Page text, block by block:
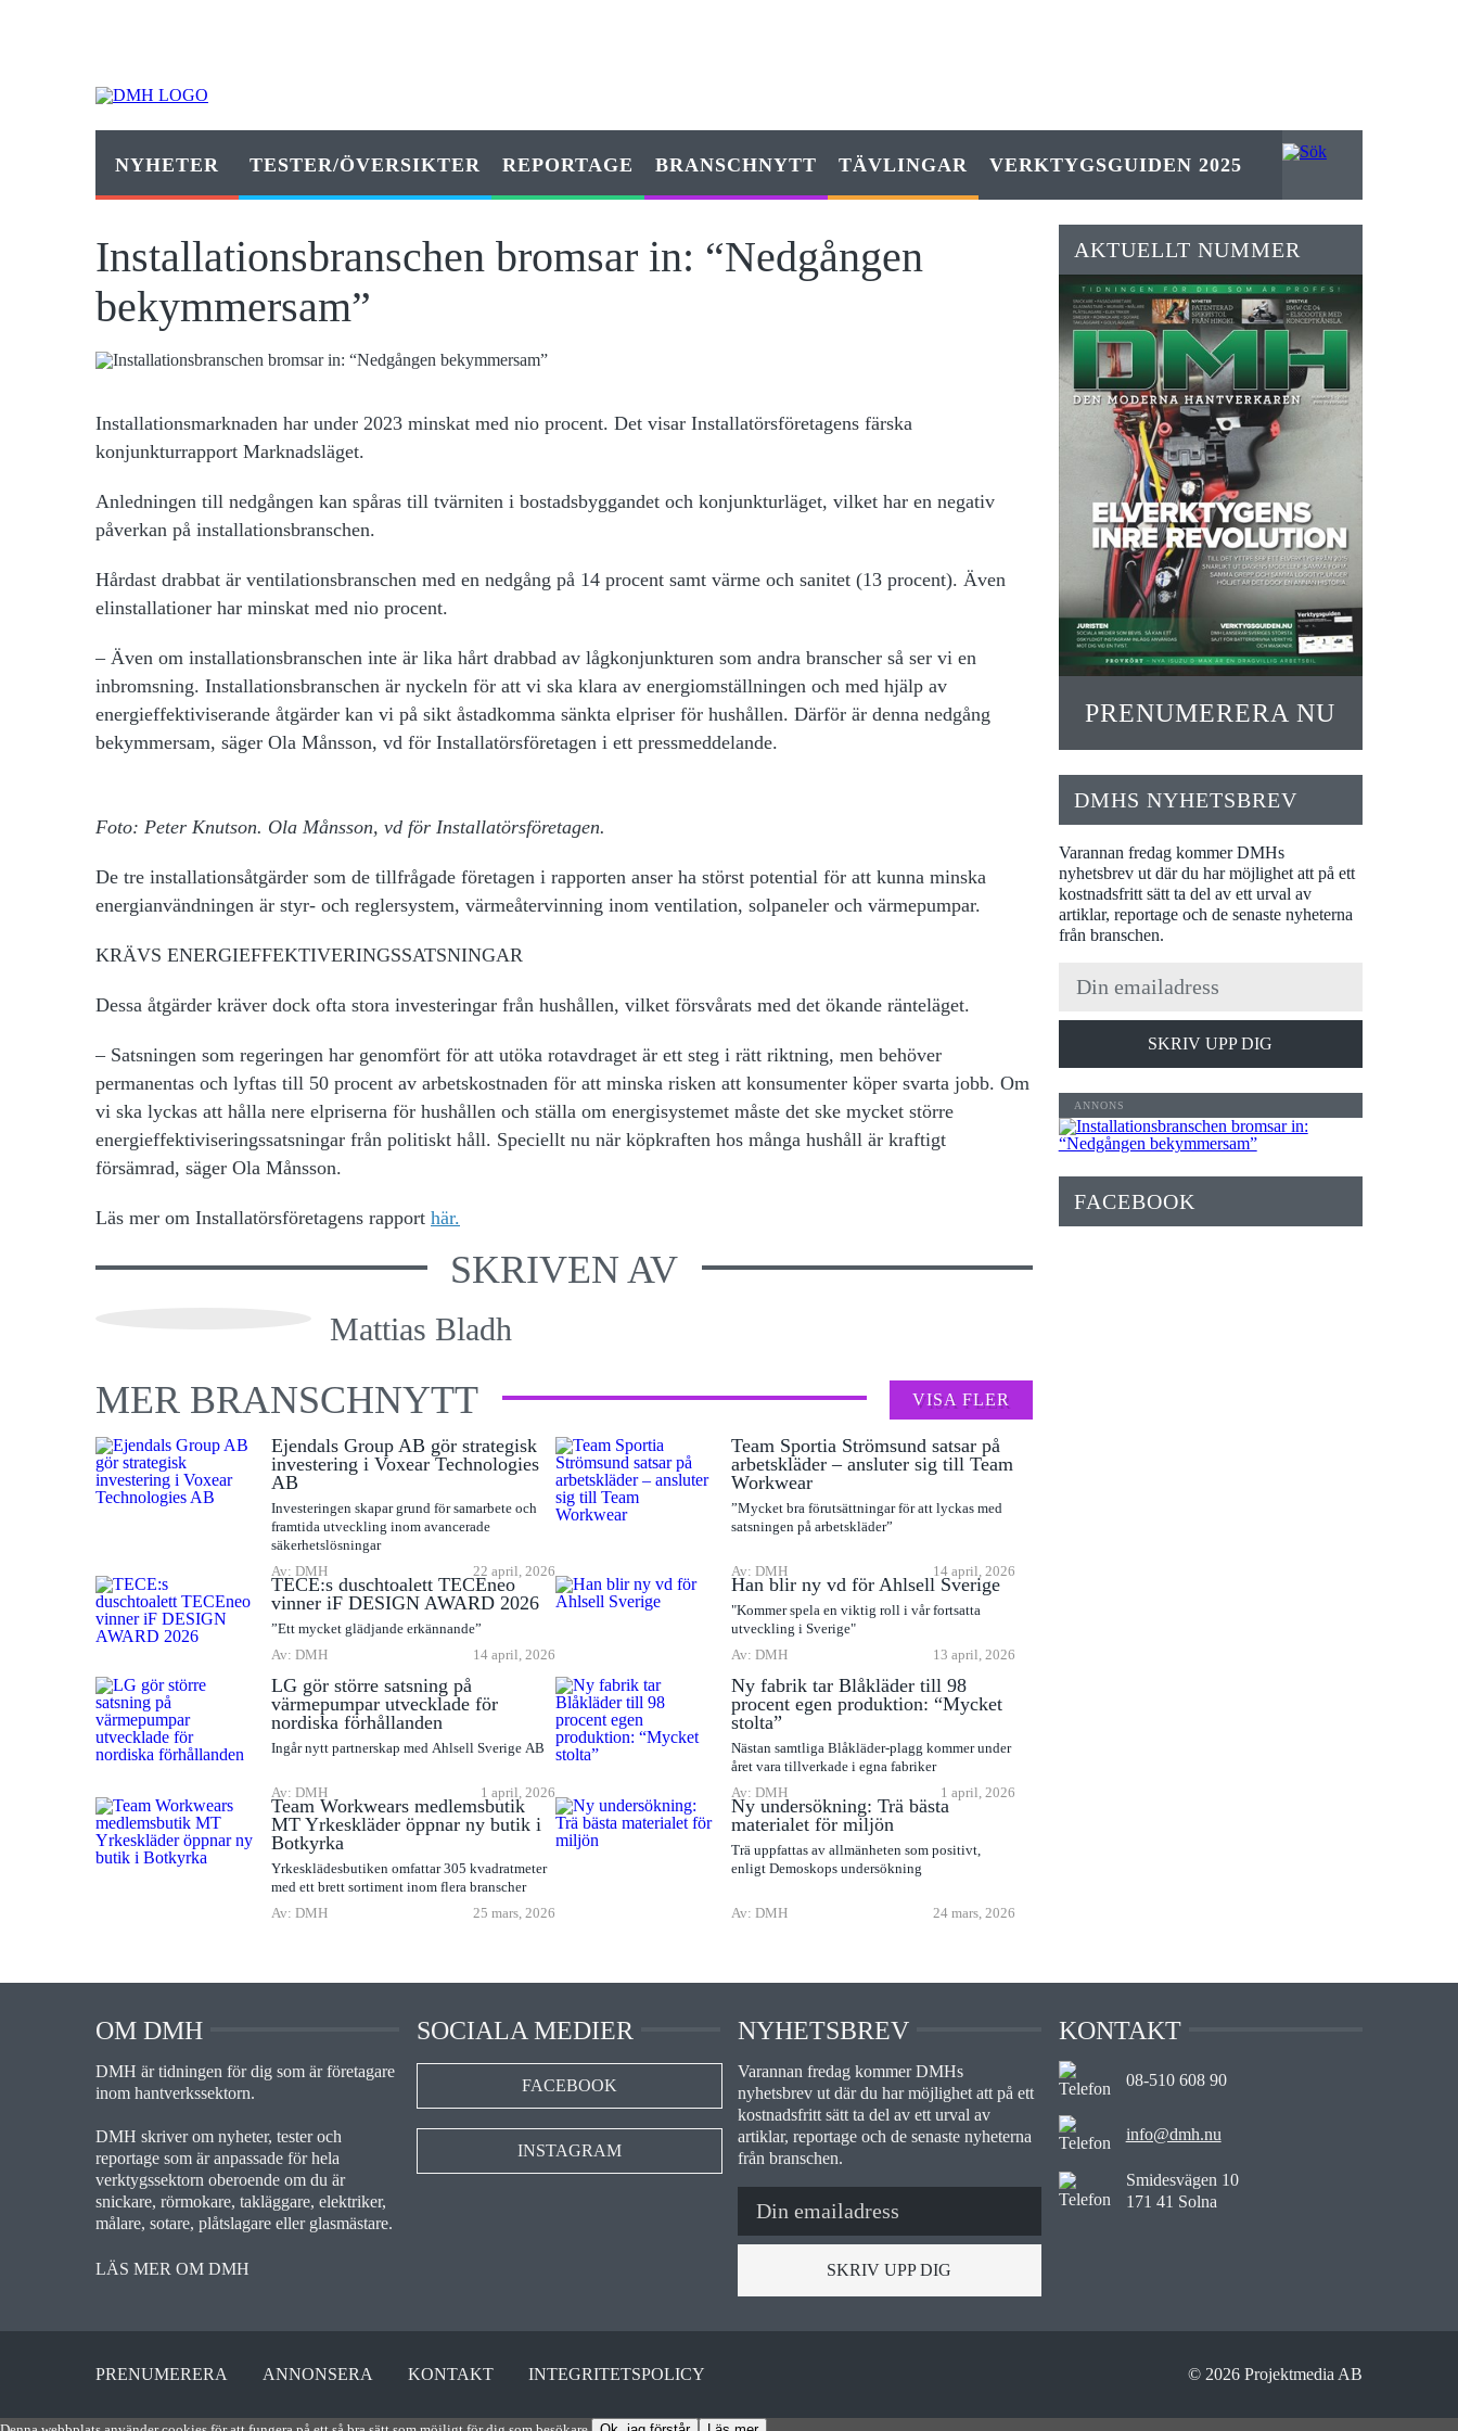
NYHETER TESTER/ÖVERSIKTER REPORTAGE BRANSCHNYTT TÄVLINGAR VERKTYGSGUIDEN 2025
Installationsbranschen bromsar in: “Nedgången
bekymmersam”
Installationsmarknaden har under 2023 minskat med nio procent. Det visar Installatörsföretagens färska
konjunkturrapport Marknadsläget.
Anledningen till nedgången kan spåras till tvärniten i bostadsbyggandet och konjunkturläget, vilket har en negativ
påverkan på installationsbranschen.
Hårdast drabbat är ventilationsbranschen med en nedgång på 14 procent samt värme och sanitet (13 procent). Även
elinstallationer har minskat med nio procent.
– Även om installationsbranschen inte är lika hårt drabbad av lågkonjunkturen som andra branscher så ser vi en
inbromsning. Installationsbranschen är nyckeln för att vi ska klara av energiomställningen och med hjälp av
energieffektiviserande åtgärder kan vi på sikt åstadkomma sänkta elpriser för hushållen. Därför är denna nedgång
bekymmersam, säger Ola Månsson, vd för Installatörsföretagen i ett pressmeddelande.
Foto: Peter Knutson. Ola Månsson, vd för Installatörsföretagen.
De tre installationsåtgärder som de tillfrågade företagen i rapporten anser ha störst potential för att kunna minska
energianvändningen är styr- och reglersystem, värmeåtervinning inom ventilation, solpaneler och värmepumpar.
KRÄVS ENERGIEFFEKTIVERINGSSATSNINGAR
Dessa åtgärder kräver dock ofta stora investeringar från hushållen, vilket försvårats med det ökande ränteläget.
– Satsningen som regeringen har genomfört för att utöka rotavdraget är ett steg i rätt riktning, men behöver
permanentas och lyftas till 50 procent av arbetskostnaden för att minska risken att konsumenter köper svarta jobb. Om
vi ska lyckas att hålla nere elpriserna för hushållen och ställa om energisystemet måste det ske mycket större
energieffektiviseringssatsningar från politiskt håll. Speciellt nu när köpkraften hos många hushåll är kraftigt
försämrad, säger Ola Månsson.
Läs mer om Installatörsföretagens rapport här.
SKRIVEN AV
Mattias Bladh
MER BRANSCHNYTT VISA FLER
Ejendals Group AB gör strategisk
investering i Voxear Technologies
AB
Investeringen skapar grund för samarbete och
framtida utveckling inom avancerade
säkerhetslösningar
Av: DMH
22 april, 2026
Team Sportia Strömsund satsar på
arbetskläder – ansluter sig till Team
Workwear
”Mycket bra förutsättningar för att lyckas med
satsningen på arbetskläder”
Av: DMH 14 april, 2026
TECE:s duschtoalett TECEneo
vinner iF DESIGN AWARD 2026
”Ett mycket glädjande erkännande”
Av: DMH
14 april, 2026
Han blir ny vd för Ahlsell Sverige
"Kommer spela en viktig roll i vår fortsatta
utveckling i Sverige"
Av: DMH
13 april, 2026
LG gör större satsning på
värmepumpar utvecklade för
nordiska förhållanden
Ingår nytt partnerskap med Ahlsell Sverige AB
Av: DMH 1 april, 2026
Ny fabrik tar Blåkläder till 98
procent egen produktion: “Mycket
stolta”
Nästan samtliga Blåkläder-plagg kommer under
året vara tillverkade i egna fabriker
Av: DMH
1 april, 2026
Team Workwears medlemsbutik
MT Yrkeskläder öppnar ny butik i
Botkyrka
Yrkesklädesbutiken omfattar 305 kvadratmeter
med ett brett sortiment inom flera branscher
Av: DMH
25 mars, 2026
Ny undersökning: Trä bästa
materialet för miljön
Trä uppfattas av allmänheten som positivt,
enligt Demoskops undersökning
Av: DMH 24 mars, 2026
AKTUELLT NUMMER
PRENUMERERA NU
DMHS NYHETSBREV
Varannan fredag kommer DMHs
nyhetsbrev ut där du har möjlighet att på ett
kostnadsfritt sätt ta del av ett urval av
artiklar, reportage och de senaste nyheterna
från branschen.
SKRIV UPP DIG
FACEBOOK
OM DMH
DMH är tidningen för dig som är företagare
inom hantverkssektorn.
DMH skriver om nyheter, tester och
reportage som är anpassade för hela
verktygssektorn oberoende om du är
snickare, rörmokare, takläggare, elektriker,
målare, sotare, plåtslagare eller glasmästare.
LÄS MER OM DMH
SOCIALA MEDIER
FACEBOOK
INSTAGRAM
NYHETSBREV
Varannan fredag kommer DMHs
nyhetsbrev ut där du har möjlighet att på ett
kostnadsfritt sätt ta del av ett urval av
artiklar, reportage och de senaste nyheterna
från branschen.
SKRIV UPP DIG
KONTAKT
08-510 608 90
info@dmh.nu
Smidesvägen 10
171 41 Solna
PRENUMERERA ANNONSERA KONTAKT INTEGRITETSPOLICY © 2026 Projektmedia AB